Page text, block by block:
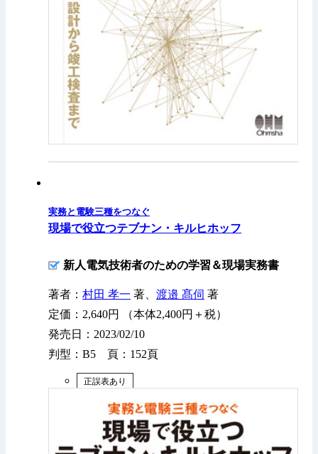
実務と電験三種をつなぐ
現場で役立つテブナン・キルヒホッフ
新人電気技術者のための学習＆現場実務書
著者： 村田 孝一 著、 渡邉 髙伺 著
定価：2,640円 （本体2,400円＋税）
発売日：2023/02/10
判型：B5 頁：152頁
正誤表あり